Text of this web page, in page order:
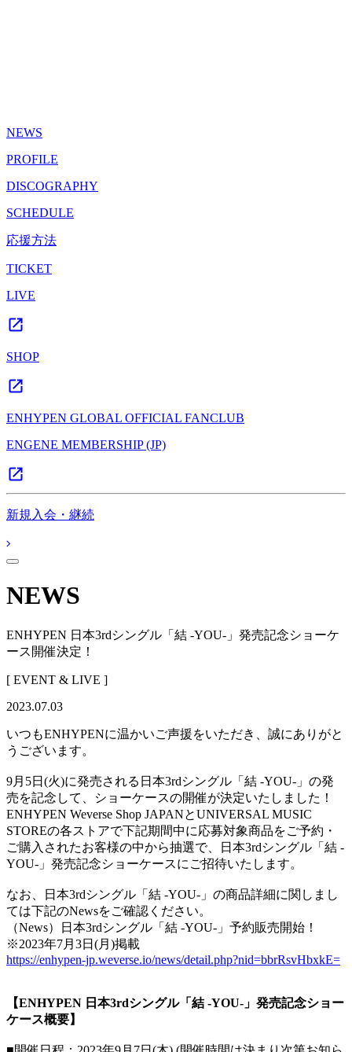
NEWS
PROFILE
DISCOGRAPHY
SCHEDULE
応援方法
TICKET
LIVE
SHOP
ENHYPEN GLOBAL OFFICIAL FANCLUB
ENGENE MEMBERSHIP (JP)
新規入会・継続
NEWS
ENHYPEN 日本3rdシングル「結 -YOU-」発売記念ショーケ
ース開催決定！
[ EVENT & LIVE ]
2023.07.03
いつもENHYPENに温かいご声援をいただき、誠にありがと
うございます。
9月5日(火)に発売される日本3rdシングル「結 -YOU-」の発
売を記念して、ショーケースの開催が決定いたしました！
ENHYPEN Weverse Shop JAPANとUNIVERSAL MUSIC
STOREの各ストアで下記期間中に応募対象商品をご予約・
ご購入されたお客様の中から抽選で、日本3rdシングル「結 -
YOU-」発売記念ショーケースにご招待いたします。
なお、日本3rdシングル「結 -YOU-」の商品詳細に関しまし
ては下記のNewsをご確認ください。
（News）日本3rdシングル「結 -YOU-」予約販売開始！
※2023年7月3日(月)掲載
https://enhypen-jp.weverse.io/news/detail.php?nid=bbrRsvHbxkE=
【ENHYPEN 日本3rdシングル「結 -YOU-」発売記念ショー
ケース概要】